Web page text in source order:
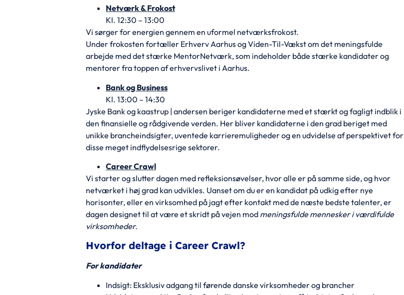
Netværk & Frokost
Kl. 12:30 – 13:00
Vi sørger for energien gennem en uformel netværksfrokost.
Under frokosten fortæller Erhverv Aarhus og Viden-Til-Vækst om det meningsfulde
arbejde med det stærke MentorNetværk, som indeholder både stærke kandidater og
mentorer fra toppen af erhvervslivet i Aarhus.
Bank og Business
Kl. 13:00 – 14:30
Jyske Bank og kaastrup | andersen beriger kandidaterne med et stærkt og fagligt indblik i
den finansielle og rådgivende verden. Her bliver kandidaterne i den grad beriget med
unikke brancheindsigter, uventede karrieremuligheder og en udvidelse af perspektivet for
disse meget indflydelsesrige sektorer.
Career Crawl
Vi starter og slutter dagen med refleksionsøvelser, hvor alle er på samme side, og hvor
netværket i høj grad kan udvikles. Uanset om du er en kandidat på udkig efter nye
horisonter, eller en virksomhed på jagt efter kontakt med de næste bedste talenter, er
dagen designet til at være et skridt på vejen mod meningsfulde mennesker i værdifulde
virksomheder.
Hvorfor deltage i Career Crawl?
For kandidater
Indsigt: Eksklusiv adgang til førende danske virksomheder og brancher